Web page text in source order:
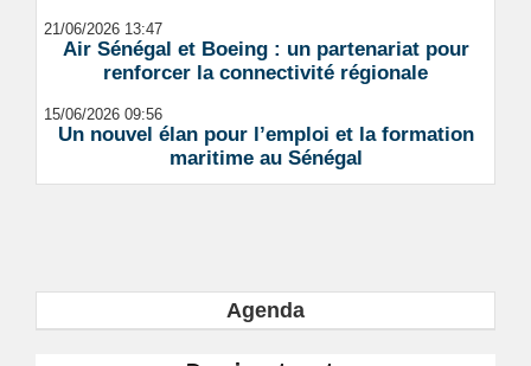
21/06/2026 13:47
Air Sénégal et Boeing : un partenariat pour
renforcer la connectivité régionale
15/06/2026 09:56
Un nouvel élan pour l’emploi et la formation
maritime au Sénégal
Agenda